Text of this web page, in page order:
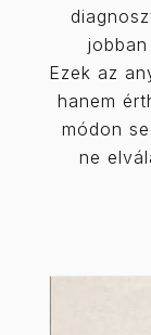
Ezek az
hanem
módon
ne